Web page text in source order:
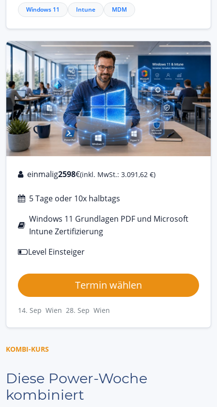
Windows 11 Intune MDM
einmalig2598€(inkl. MwSt.: 3.091,62 €)
5 Tage oder 10x halbtags
Windows 11 Grundlagen PDF und Microsoft
Intune Zertifizierung
Level Einsteiger
Termin wählen
14. Sep Wien 28. Sep Wien
KOMBI-KURS
Diese Power-Woche
kombiniert